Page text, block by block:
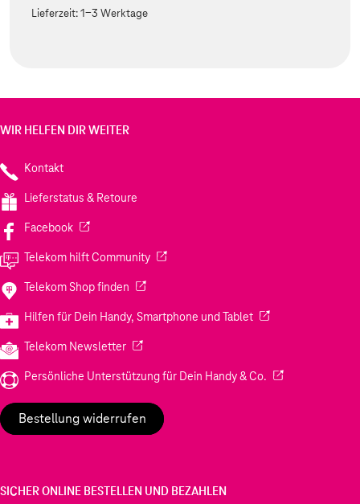
Lieferzeit:1-3 Werktage
WIR HELFEN DIR WEITER
Kontakt
Lieferstatus & Retoure
Facebook(Wird in einem neuen Tab geöffnet)
Telekom hilft Community(Wird in einem neuen Tab geöffnet)
Telekom Shop finden (Wird in einem neuen Tab geöffnet)
Hilfen für Dein Handy, Smartphone und Tablet(Wird in einem
Telekom Newsletter(Wird in einem neuen Tab geöffnet)
Persönliche Unterstützung für Dein Handy & Co. (Wird in einem
Bestellung widerrufen
SICHER ONLINE BESTELLEN UND BEZAHLEN